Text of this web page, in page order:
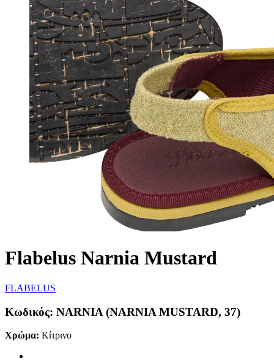
Flabelus Narnia Mustard
FLABELUS
Κωδικός: NARNIA (NARNIA MUSTARD, 37)
Χρώμα: Κίτρινο